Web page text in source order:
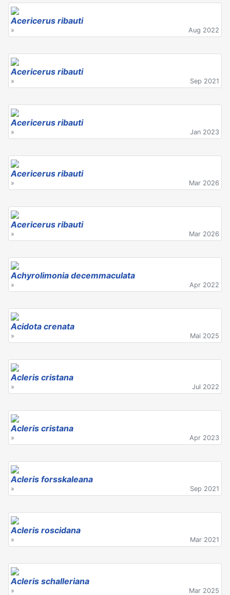
Acericerus ribauti
» Aug 2022
Acericerus ribauti
» Sep 2021
Acericerus ribauti
» Jan 2023
Acericerus ribauti
» Mar 2026
Acericerus ribauti
» Mar 2026
Achyrolimonia decemmaculata
» Apr 2022
Acidota crenata
» Mai 2025
Acleris cristana
» Jul 2022
Acleris cristana
» Apr 2023
Acleris forsskaleana
» Sep 2021
Acleris roscidana
» Mar 2021
Acleris schalleriana
» Mar 2025